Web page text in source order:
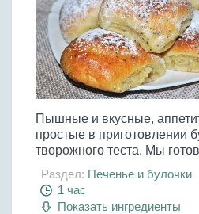
Пышные и вкусные,
простые в приготовлении
творожного теста. Мы
Раздел: Печенье и булочки
1 час
Показать ингредиенты